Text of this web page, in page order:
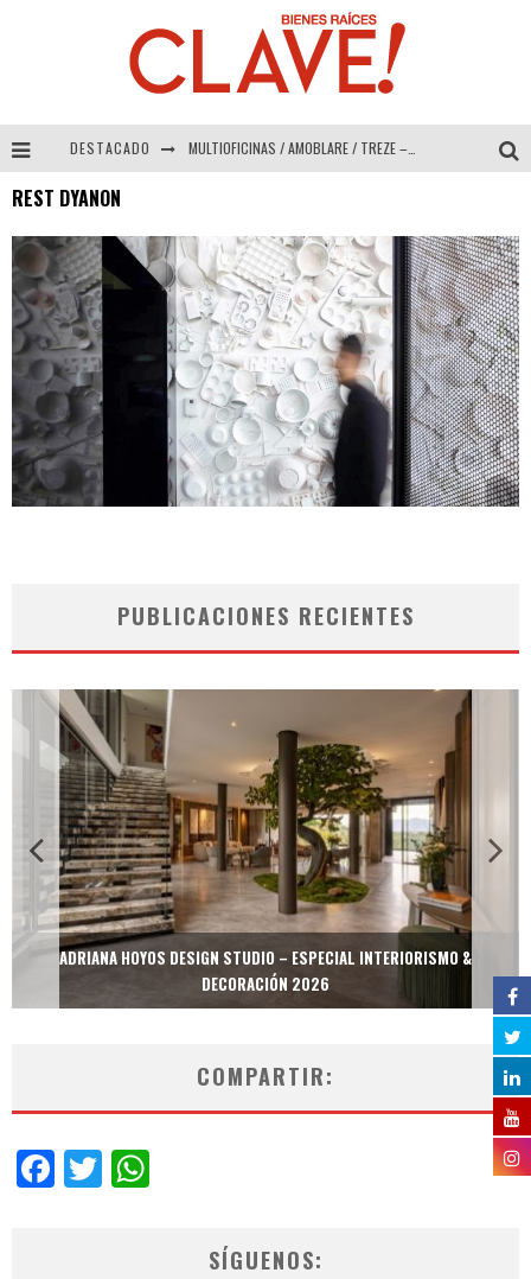
DESTACADO MULTIOFICINAS / AMOBLARE / TREZE – Especial Interiorismo & Decoración 2026
COLINEAL – Especial Interiorismo & Decoración 2026
ADRIANA HOYOS DESIGN STUDIO – Especial Interiorismo & Decoración 2026
REST DYANON
PUBLICACIONES RECIENTES
ADRIANA HOYOS DESIGN STUDIO – ESPECIAL INTERIORISMO &
DECORACIÓN 2026
COMPARTIR:
Facebook
Twitter
SÍGUENOS: